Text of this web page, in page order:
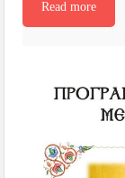
Read more